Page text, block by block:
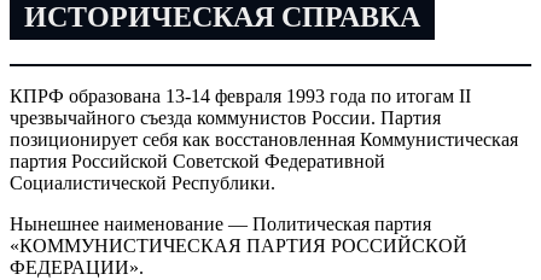
ИСТОРИЧЕСКАЯ СПРАВКА
КПРФ образована 13-14 февраля 1993 года по итогам II
чрезвычайного съезда коммунистов России. Партия
позиционирует себя как восстановленная Коммунистическая
партия Российской Советской Федеративной
Социалистической Республики.
Нынешнее наименование — Политическая партия
«КОММУНИСТИЧЕСКАЯ ПАРТИЯ РОССИЙСКОЙ
ФЕДЕРАЦИИ».